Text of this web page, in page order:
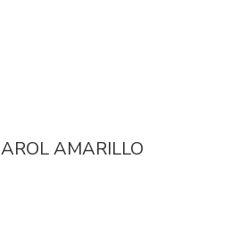
AMARILLO